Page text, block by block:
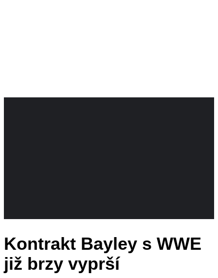
Kontrakt Bayley s WWE
již brzy vyprší